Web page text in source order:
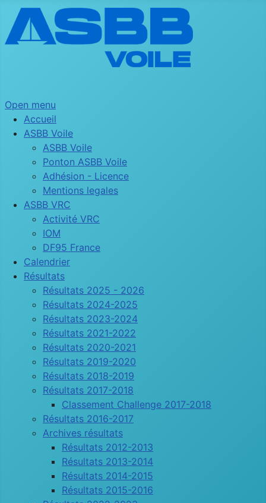
Open menu
Accueil
ASBB Voile
ASBB Voile
Ponton ASBB Voile
Adhésion - Licence
Mentions legales
ASBB VRC
Activité VRC
IOM
DF95 France
Calendrier
Résultats
Résultats 2025 - 2026
Résultats 2024-2025
Résultats 2023-2024
Résultats 2021-2022
Résultats 2020-2021
Résultats 2019-2020
Résultats 2018-2019
Résultats 2017-2018
Classement Challenge 2017-2018
Résultats 2016-2017
Archives résultats
Résultats 2012-2013
Résultats 2013-2014
Résultats 2014-2015
Résultats 2015-2016